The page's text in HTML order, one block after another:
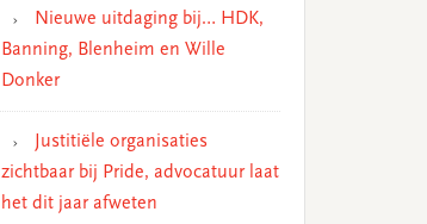
Nieuwe uitdaging bij… HDK,
Banning, Blenheim en Wille
Donker
Justitiële organisaties
zichtbaar bij Pride, advocatuur laat
het dit jaar afweten